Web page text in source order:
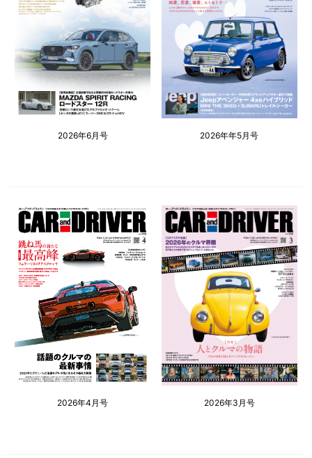
2026年6月号 2026年年5月号
2026年4月号 2026年3月号